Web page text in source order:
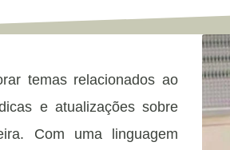
temas relacionados ao
e atualizações sobre
Com uma linguagem